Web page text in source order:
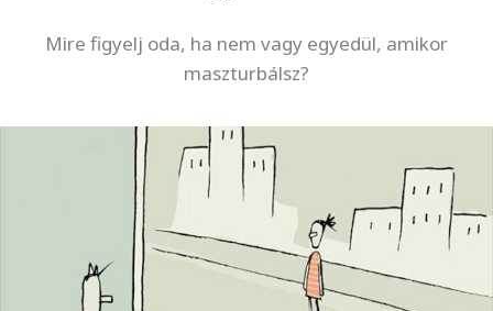
Mire figyelj oda, ha nem vagy egyedül, amikor
maszturbálsz?